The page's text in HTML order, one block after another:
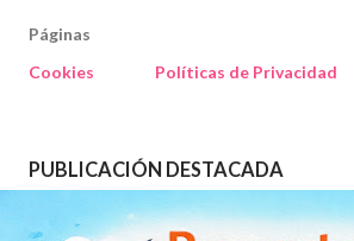
Páginas
Cookies
Políticas de Privacidad
PUBLICACIÓN DESTACADA